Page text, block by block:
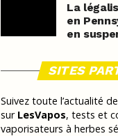
La
en
en
SITES
Suivez toute l’actualité
sur LesVapos, tests et
vaporisateurs à herbes